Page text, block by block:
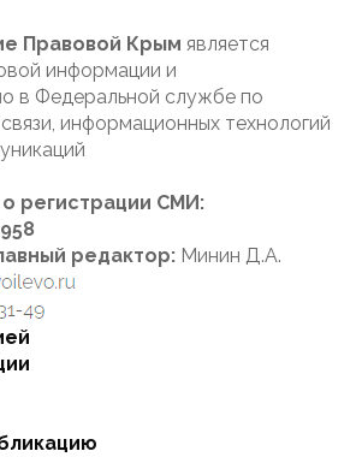
Правовой Крым является
информации и
в Федеральной службе по
информационных технологий
регистрации СМИ:
редактор: Минин Д.А.